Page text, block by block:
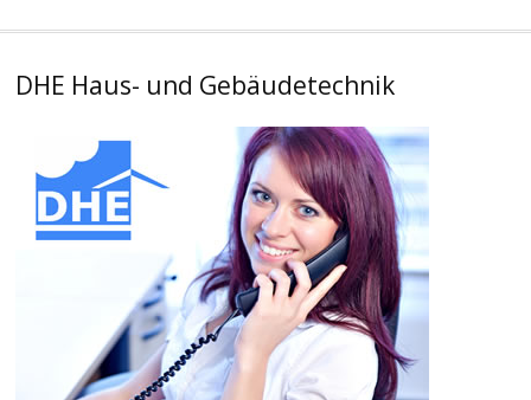
DHE Haus- und Gebäudetechnik